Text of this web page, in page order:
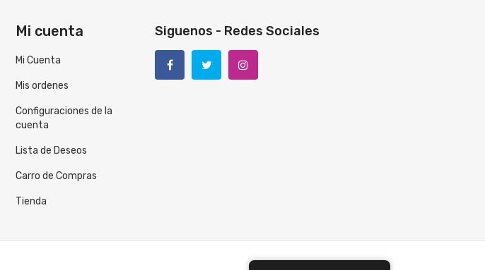
Mi cuenta
Mi Cuenta
Mis ordenes
Configuraciones de la
cuenta
Lista de Deseos
Carro de Compras
Tienda
Siguenos - Redes Sociales